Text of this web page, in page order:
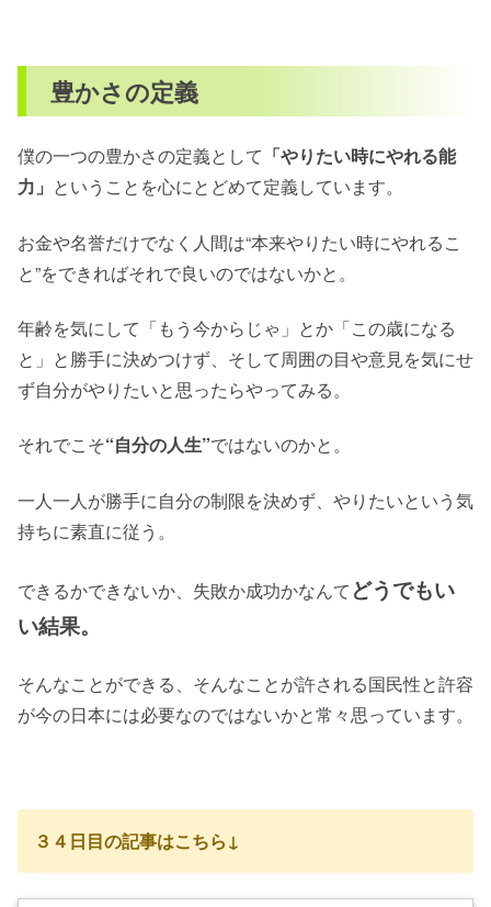
豊かさの定義
僕の一つの豊かさの定義として 「やりたい時にやれる能
力」 ということを心にとどめて定義しています。
お金や名誉だけでなく人間は“本来やりたい時にやれるこ
と”をできればそれで良いのではないかと。
年齢を気にして「もう今からじゃ」とか「この歳になる
と」と勝手に決めつけず、そして周囲の目や意見を気にせ
ず自分がやりたいと思ったらやってみる。
それでこそ“自分の人生”ではないのかと。
一人一人が勝手に自分の制限を決めず、やりたいという気
持ちに素直に従う。
できるかできないか、失敗か成功かなんて どうでもい
い結果。
そんなことができる、そんなことが許される国民性と許容
が今の日本には必要なのではないかと常々思っています。
３４日目の記事はこちら↓